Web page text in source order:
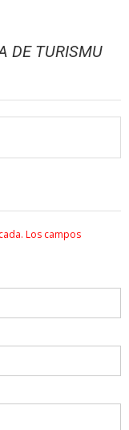
DE TURISMU
Los campos